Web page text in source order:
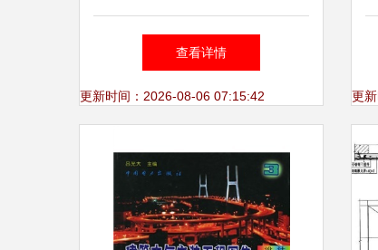
金尚达建筑工程的设计与施工
实践
查看详情
更新时间：2026-08-06 07:15:42 更